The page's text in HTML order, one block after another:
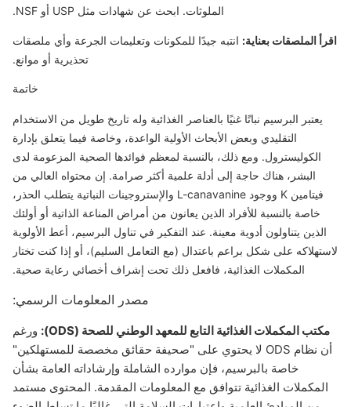
الملوثات. ابحث عن شهادات مثل USP أو NSF.
اقرأ الملصقات بعناية: انتبه جيدًا للمكونات وتعليمات الجرعة وأي ملصقات
تحذيرية أو موانع.
خاتمة
يعتبر البرسيم نباتًا غنيًا بالعناصر الغذائية وله تاريخ طويل من الاستخدام
التقليدي وبعض الأبحاث الأولية الواعدة، وخاصة فيما يتعلق بإدارة
الكوليسترول. ومع ذلك، بالنسبة لمعظم فوائدها الصحية المزعومة لدى
البشر، هناك حاجة إلى أدلة علمية أكثر صرامة. إن محتواه العالي من
فيتامين K ووجود L-canavanine والإستروجينات النباتية يتطلب الحذر،
خاصة بالنسبة للأفراد الذين يعانون من أمراض المناعة الذاتية أو أولئك
الذين يتناولون أدوية معينة. عند التفكير في تناول البرسيم، أعط الأولوية
لاستهلاكه على شكل براعم باعتدال (مع التعامل السليم)، أو إذا كنت تختار
المكملات الغذائية، فافعل ذلك تحت إشراف أخصائي رعاية صحية.
مصدر المعلومات الرسمي:
مكتب المكملات الغذائية التابع للمعهد الوطني للصحة (ODS):
ورغم
أن نظام ODS لا يحتوي على "صحيفة حقائق مخصصة للمستهلكين"
خاصة بالبرسيم، فإن موارده الشاملة وإرشاداته العامة بشأن
المكملات الغذائية تتوافق مع المعلومات المقدمة. المحتوى مستمد